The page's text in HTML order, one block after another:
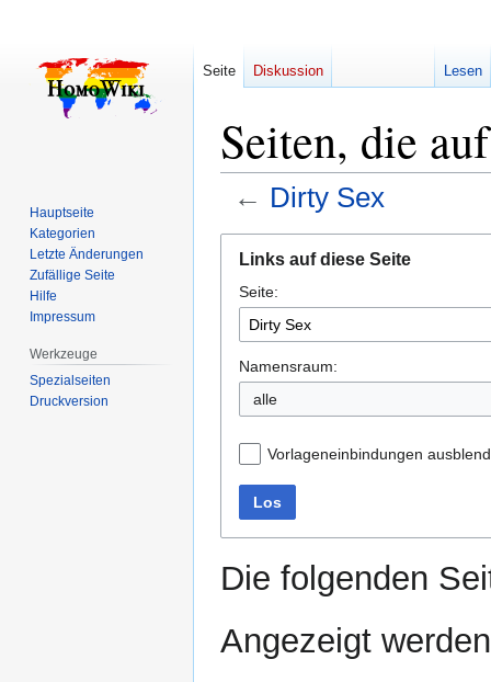
Seiten, die
← Dirty Sex
Navigation
springen
Suche
springen
Links auf diese Seite
Seite:
Namensraum:
alle
Vorlageneinbindungen
Los
Die folgenden
Angezeigt
Seite Diskussion Lesen
Hauptseite
Kategorien
Letzte Änderungen
Zufällige Seite
Hilfe
Impressum
Werkzeuge
Spezialseiten
Druckversion